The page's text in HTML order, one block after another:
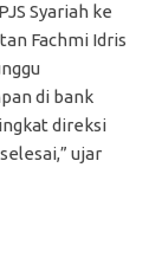
Syariah ke
Fachmi Idris
di bank
direksi
ujar